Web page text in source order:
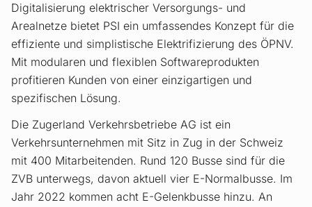
Digitalisierung elektrischer Versorgungs- und
Arealnetze bietet PSI ein umfassendes Konzept für die
effiziente und simplistische Elektrifizierung des ÖPNV.
Mit modularen und flexiblen Softwareprodukten
profitieren Kunden von einer einzigartigen und
spezifischen Lösung.
Die Zugerland Verkehrsbetriebe AG ist ein
Verkehrsunternehmen mit Sitz in Zug in der Schweiz
mit 400 Mitarbeitenden. Rund 120 Busse sind für die
ZVB unterwegs, davon aktuell vier E-Normalbusse. Im
Jahr 2022 kommen acht E-Gelenkbusse hinzu. An